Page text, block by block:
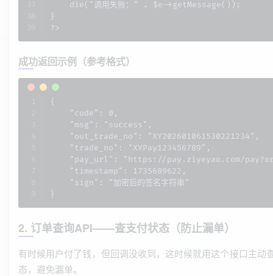
    die("调用失败：" . $e->getMessage());
}
?>
成功返回示例（参考格式）
{
    "code": 0,
    "msg": "success",
    "out_trade_no": "XY202601061530221234",
    "trade_no": "XYPay123456789",
"pay_url": "https://pay.ziyeyao.com/
    "timestamp": 1735689622,
    "sign": "加密后的签名字符串"
}
2. 订单查询API——查支付状态（防止漏单）
有时候用户付了钱，但回调没收到，这时候就用这个接口主动
态，避免漏单。